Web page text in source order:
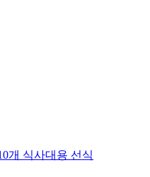
개 식사대용 선식